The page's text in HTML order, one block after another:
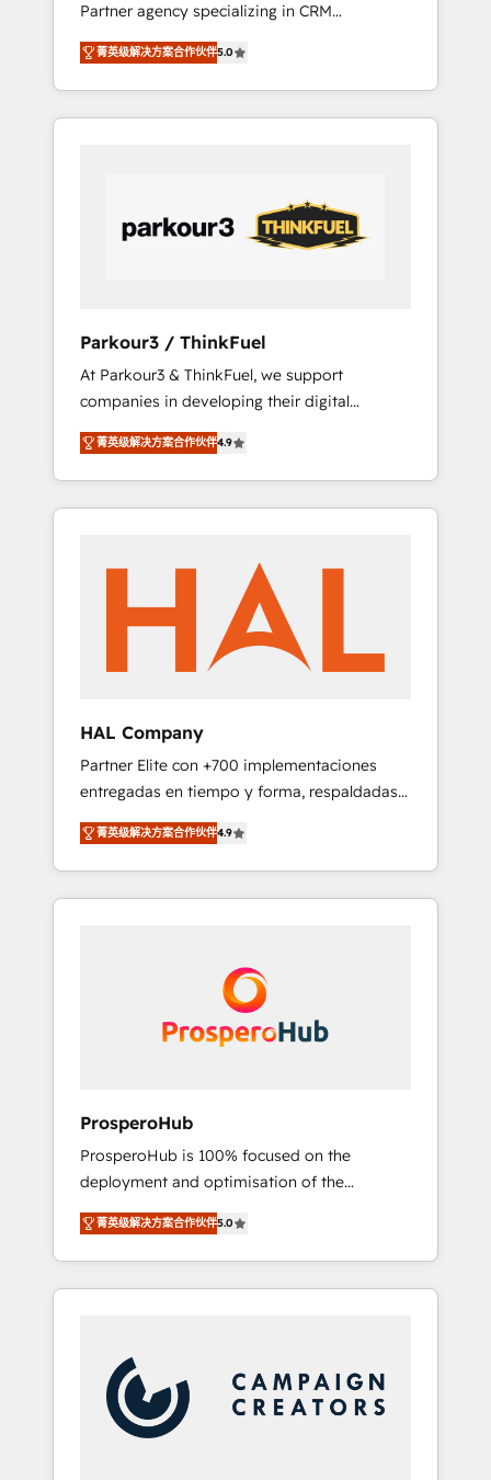
extraordinary. Their years of experience and
quality of skilled staff has earned them a
trusted reputation within the HubSpot
ecosystem as a reliable partner capable of
delivering remarkable experiences for our
Partner agency specializing in CRM
implementations & migrations, Revenue
Operations, Custom Integrations, Custom AI
agents and AI-ready Website Design With
over 15 years of experience, we help
through smart automation, data hygiene, and
tailored HubSpot solutions. Our clients
choose us because we blend the expertise of
Our Services: HubSpot implementations &
data migration Custom AI agents Revenue
Operations API integrations AI-ready Website
design Let’s turn your CRM into your growth
engine!
菁英级解决方案合作伙伴5.0
Parkour3 / ThinkFuel
At Parkour3 & ThinkFuel, we support
companies in developing their digital
strategies by leveraging technologies and
automating their marketing and sales
processes to generate growth. Our offer
spans from Strategy to Operations. We
implementation, web design, sales &
marketing automation, and digital marketing.
With extensive experience working with tech
companies and manufacturers since 2002,
we are committed to empowering our clients
implementation and seamless integration of
the CRM platform into your digital
ecosystem. Would you like support in
deploying your inbound marketing strategy?
We'll provide support tailored to your needs
and sales objectives. With 125+ certifications,
we are part of the most certified Canadian
coast), our services are offered in both
菁英级解决方案合作伙伴4.9
HAL Company
Partner Elite con +700 implementaciones
entregadas en tiempo y forma, respaldadas
por 6 acreditaciones de HubSpot y un
equipo de 6 Certified Trainers avalados por
HubSpot Academy. Acompañamos a las
empresas en cada etapa de su crecimiento
Nos caracterizamos por combinar excelencia
técnica con una mirada estratégica a largo
菁英级解决方案合作伙伴4.9
ProsperoHub
ProsperoHub is 100% focused on the
deployment and optimisation of the
HubSpot CRM platform. Our highly
experienced team of solutions experts will
ensure that you achieve maximum adoption
and ROI from your HubSpot investment. Use
your team on their HubSpot journey, design
and implement your processes and skilfully
bring your revenue infrastructure to life. Our
collaborative approach keeps you in control
菁英级解决方案合作伙伴5.0